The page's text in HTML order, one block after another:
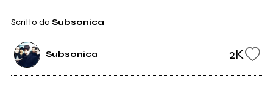
Scritto da Subsonica
Subsonica 2K